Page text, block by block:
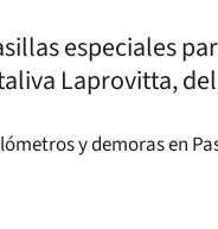
especiales
Laprovitta,